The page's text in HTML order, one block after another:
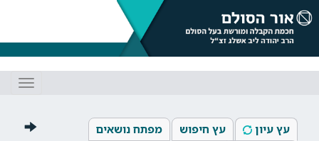
עץ עיון עץ חיפוש
מפתח נושאים